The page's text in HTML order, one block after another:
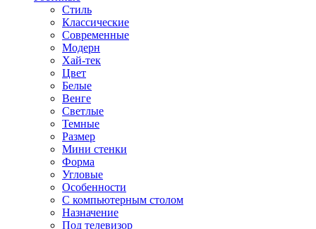
Стиль
Классические
Современные
Модерн
Хай-тек
Цвет
Белые
Венге
Светлые
Темные
Размер
Мини стенки
Форма
Угловые
Особенности
С компьютерным столом
Назначение
Под телевизор